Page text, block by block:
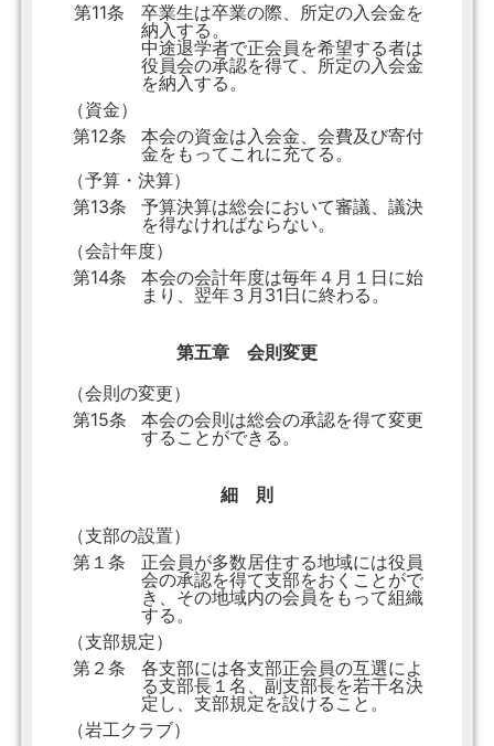
第11条
卒業生は卒業の際、所定の入会金を
納入する。
中途退学者で正会員を希望する者は
役員会の承認を得て、所定の入会金
を納入する。
（資金）
第12条
本会の資金は入会金、会費及び寄付
金をもってこれに充てる。
（予算・決算）
第13条
予算決算は総会において審議、議決
を得なければならない。
（会計年度）
第14条
本会の会計年度は毎年４月１日に始
まり、翌年３月31日に終わる。
第五章 会則変更
（会則の変更）
第15条
本会の会則は総会の承認を得て変更
することができる。
細 則
（支部の設置）
第１条
正会員が多数居住する地域には役員
会の承認を得て支部をおくことがで
き、その地域内の会員をもって組織
する。
（支部規定）
第２条
各支部には各支部正会員の互選によ
る支部長１名、副支部長を若干名決
定し、支部規定を設けること。
（岩工クラブ）